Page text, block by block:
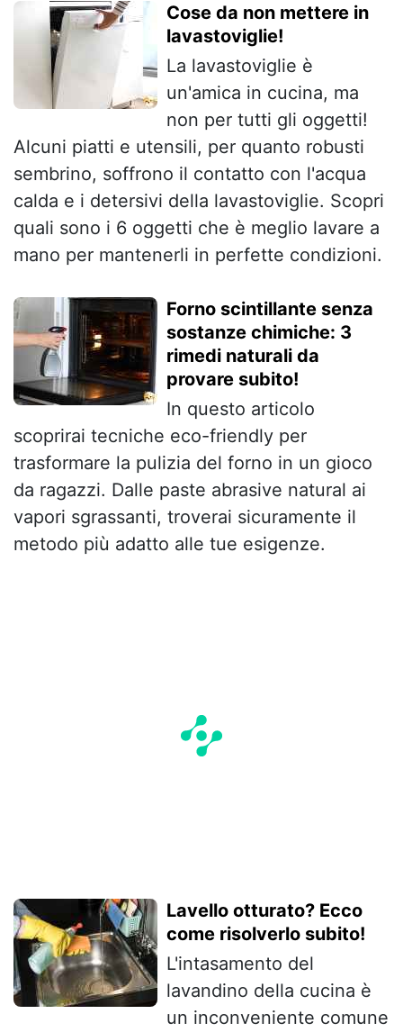
Cose da non mettere in
lavastoviglie!
La lavastoviglie è
un'amica in cucina, ma
non per tutti gli oggetti!
Alcuni piatti e utensili, per quanto robusti
sembrino, soffrono il contatto con l'acqua
calda e i detersivi della lavastoviglie. Scopri
quali sono i 6 oggetti che è meglio lavare a
mano per mantenerli in perfette condizioni.
Forno scintillante senza
sostanze chimiche: 3
rimedi naturali da
provare subito!
In questo articolo
scoprirai tecniche eco-friendly per
trasformare la pulizia del forno in un gioco
da ragazzi. Dalle paste abrasive natural ai
vapori sgrassanti, troverai sicuramente il
metodo più adatto alle tue esigenze.
Lavello otturato? Ecco
come risolverlo subito!
L'intasamento del
lavandino della cucina è
un inconveniente comune